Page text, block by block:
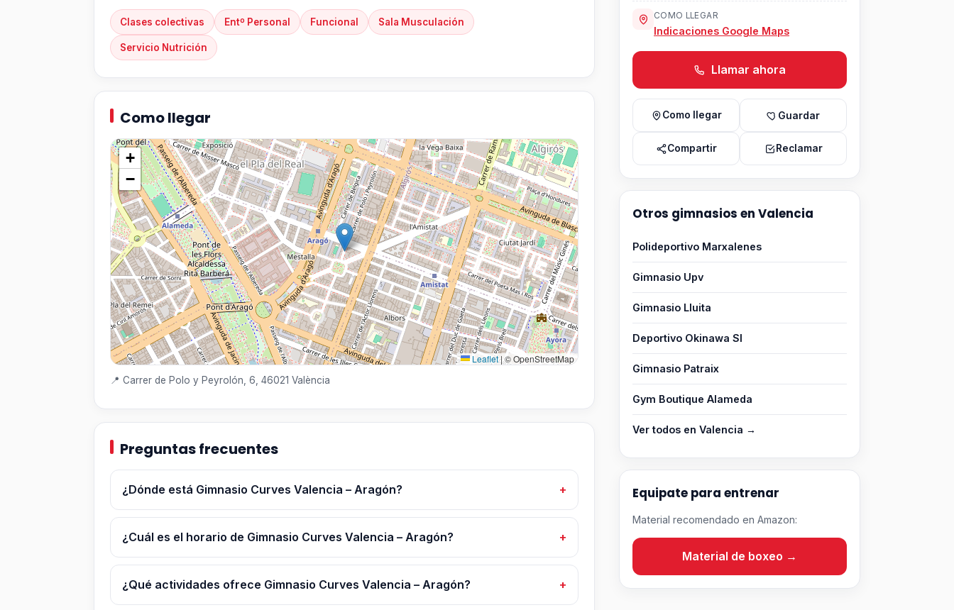
Clases colectivas Entº Personal Funcional Sala Musculación
Servicio Nutrición
Como llegar
+
−
Leaflet|© OpenStreetMap
📍 Carrer de Polo y Peyrolón, 6, 46021 València
Preguntas frecuentes
¿Dónde está Gimnasio Curves Valencia – Aragón?
¿Cuál es el horario de Gimnasio Curves Valencia – Aragón?
¿Qué actividades ofrece Gimnasio Curves Valencia – Aragón?
COMO LLEGAR
Indicaciones Google Maps
Llamar ahora
Como llegar Guardar
Compartir Reclamar
Otros gimnasios en Valencia
Polideportivo Marxalenes
Gimnasio Upv
Gimnasio Lluita
Deportivo Okinawa Sl
Gimnasio Patraix
Gym Boutique Alameda
Ver todos en Valencia →
Equipate para entrenar
Material recomendado en Amazon:
Material de boxeo →